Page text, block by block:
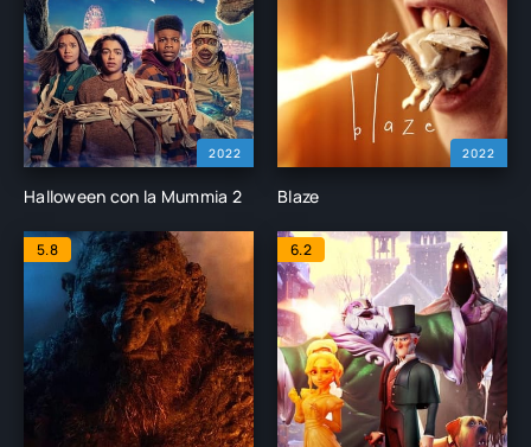
2022
Halloween con la Mummia 2
2022
Blaze
5.8 6.2